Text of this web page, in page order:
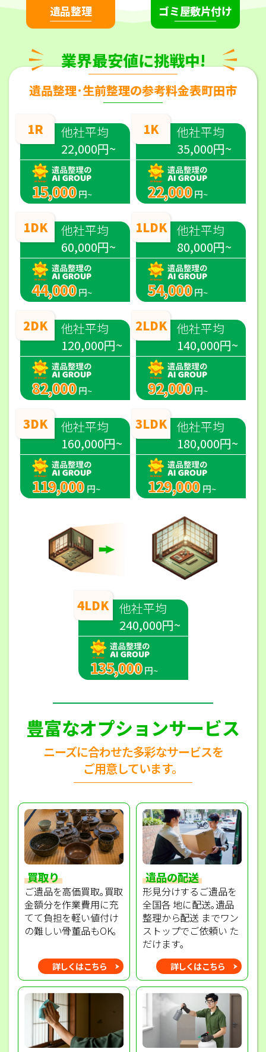
遺品整理 ゴミ屋敷片付け
業界最安値に挑戦中!
遺品整理･生前整理の参考料金表町田市
1R
他社平均
22,000円~
15,000 円~
1DK
他社平均
60,000円~
44,000 円~
2DK
他社平均
120,000円~
82,000 円~
3DK
他社平均
160,000円~
119,000 円~
4LDK 他社平均
240,000円~
135,000 円~
1K
他社平均
35,000円~
22,000 円~
1LDK 他社平均
80,000円~
54,000 円~
2LDK 他社平均
140,000円~
92,000 円~
3LDK 他社平均
180,000円~
129,000 円~
豊富なオプションサービス
ニーズに合わせた多彩なサービスを
ご用意しています。
買取り
ご遺品を高価買取｡買取
金額分を作業費用に充
てて負担を軽い値付け
の難しい骨董品もOK｡
詳しくはこちら
遺品の配送
形見分けするご遺品を
全国各 地に配送｡遺品
整理から配送 までワン
ストップでご依頼い た
だけます｡
詳しくはこちら